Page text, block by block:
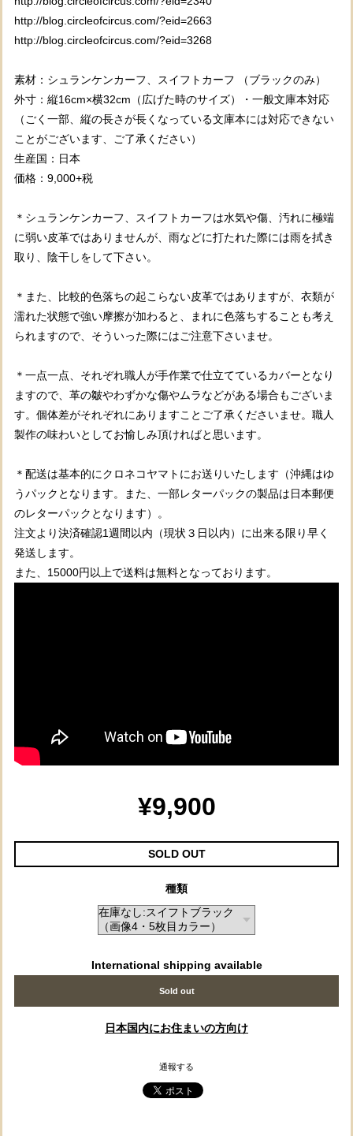
http://blog.circleofcircus.com/?eid=2663
http://blog.circleofcircus.com/?eid=3268
素材：シュランケンカーフ、スイフトカーフ （ブラックのみ）
外寸：縦16cm×横32cm（広げた時のサイズ）・一般文庫本対応
（ごく一部、縦の長さが長くなっている文庫本には対応できない
ことがございます、ご了承ください）
生産国：日本
価格：9,000+税
＊シュランケンカーフ、スイフトカーフは水気や傷、汚れに極端
に弱い皮革ではありませんが、雨などに打たれた際には雨を拭き
取り、陰干しをして下さい。
＊また、比較的色落ちの起こらない皮革ではありますが、衣類が
濡れた状態で強い摩擦が加わると、まれに色落ちすることも考え
られますので、そういった際にはご注意下さいませ。
＊一点一点、それぞれ職人が手作業で仕立てているカバーとなり
ますので、革の皺やわずかな傷やムラなどがある場合もございま
す。個体差がそれぞれにありますことご了承くださいませ。職人
製作の味わいとしてお愉しみ頂ければと思います。
＊配送は基本的にクロネコヤマトにお送りいたします（沖縄はゆ
うパックとなります。また、一部レターパックの製品は日本郵便
のレターパックとなります）。
注文より決済確認1週間以内（現状３日以内）に出来る限り早く
発送します。
また、15000円以上で送料は無料となっております。
¥9,900
SOLD OUT
種類
International shipping available
Sold out
日本国内にお住まいの方向け
通報する